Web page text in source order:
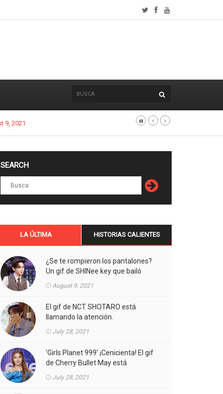
SEARCH
LA ÚLTIMA HISTORIAS CALIENTES
¿Se te rompieron los pantalones?
Un gif de SHINee key que bailó
August 9, 2021
El gif de NCT SHOTARO está
llamando la atención.
July 28, 2021
'Girls Planet 999' ¡Cenicienta! El gif
de Cherry Bullet May está
July 28, 2021